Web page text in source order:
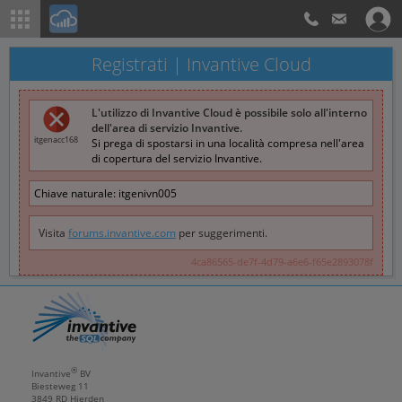
Registrati | Invantive Cloud
itgenacc168
L'utilizzo di Invantive Cloud è possibile solo all'interno
dell'area di servizio Invantive.
Si prega di spostarsi in una località compresa nell'area
di copertura del servizio Invantive.
Chiave naturale: itgenivn005
Visita forums.invantive.com per suggerimenti.
4ca86565-de7f-4d79-a6e6-f65e2893078f
Invantive® BV
Biesteweg 11
3849 RD Hierden